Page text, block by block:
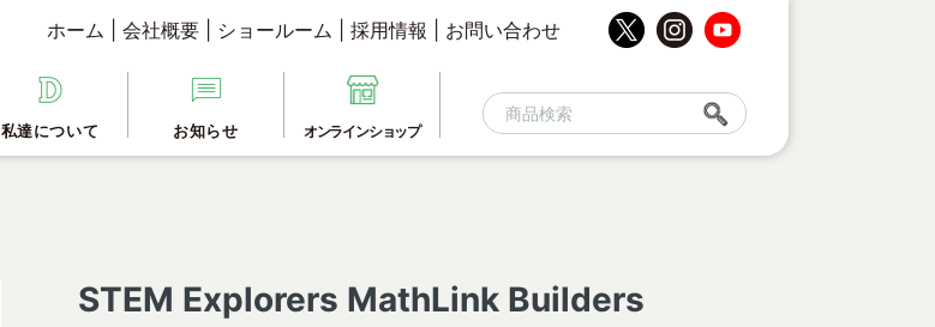
ホーム 会社概要 ショールーム 採用情報 お問い合わせ
私達について お知らせ オンラインショップ
STEM Explorers MathLink Builders